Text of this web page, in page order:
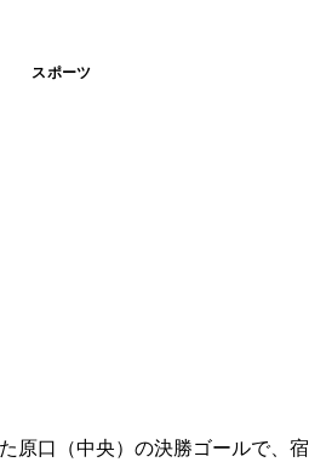
スポーツ
原口（中央）の決勝ゴールで、宿